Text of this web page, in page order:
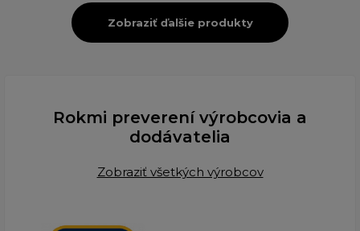
Zobraziť ďalšie produkty
Rokmi preverení výrobcovia a
dodávatelia
Zobraziť všetkých výrobcov